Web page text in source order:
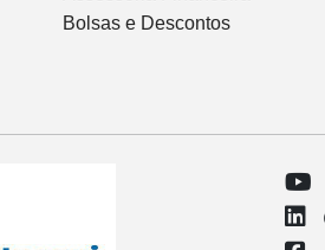
Bolsas e Descontos